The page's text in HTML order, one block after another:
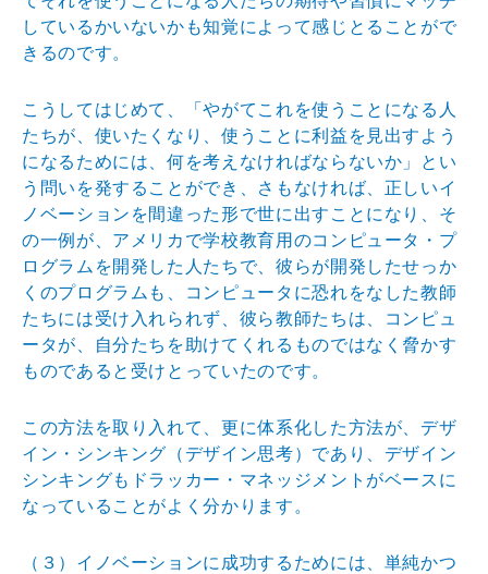
しているかいないかも知覚によって感じとることがで
きるのです。
こうしてはじめて、「やがてこれを使うことになる人
たちが、使いたくなり、使うことに利益を見出すよう
になるためには、何を考えなければならないか」とい
う問いを発す ることができ、さもなければ、正しいイ
ノベーションを間違った形で世に出すことになり、そ
の一例が、アメリカで学校教育用のコンピュータ・プ
ログラムを開発した人たち で、彼らが開発したせっか
くのプログラムも、コンピュー タに恐れをなした教師
たちには受け入れられず、彼ら教師たちは、コンピュ
ータが、自分たちを助けてくれるものではなく脅かす
ものであると受けとっていたのです。
この方法を取り入れて、更に体系化した方法が、デザ
イン ・シンキング（デザイン思考）であり、デザイン
シンキングもドラッカー・マネッジメントがベースに
なっているこ とがよく分かります。
（３）イノベーションに成功するためには、単純かつ